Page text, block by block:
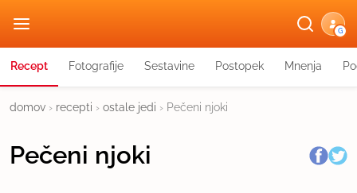
G
Recept Fotografije Sestavine Postopek Mnenja
domov › recepti › ostale jedi › Pečeni njoki
Pečeni njoki